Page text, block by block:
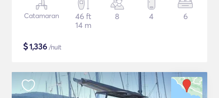
Catamaran
46 ft
14 m
8 4 6
$1,336 /nuit